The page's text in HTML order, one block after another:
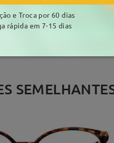
e Troca por 60 dias
rápida em 7-15 dias